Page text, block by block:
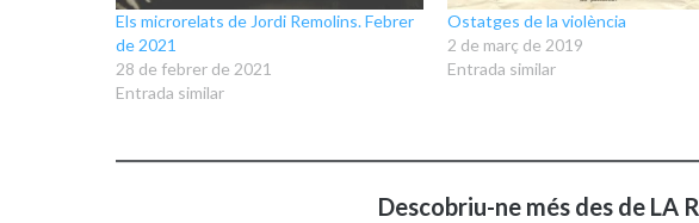
Els microrelats de Jordi Remolins. Febrer
de 2021
28 de febrer de 2021
Entrada similar
Ostatges de la violència
2 de març de 2019
Entrada similar
Descobriu-ne més des de LA